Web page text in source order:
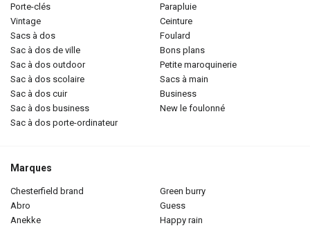
porte-clés
vintage
sacs à dos
sac à dos de ville
sac à dos outdoor
sac à dos scolaire
sac à dos cuir
sac à dos business
sac à dos porte-ordinateur
parapluie
ceinture
foulard
bons plans
petite maroquinerie
sacs à main
business
new le foulonné
Marques
chesterfield brand
abro
anekke
green burry
guess
happy rain